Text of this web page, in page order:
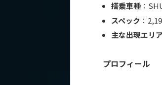
搭乗車種 ：
スペック ：
主な出現エリア
プロフィール